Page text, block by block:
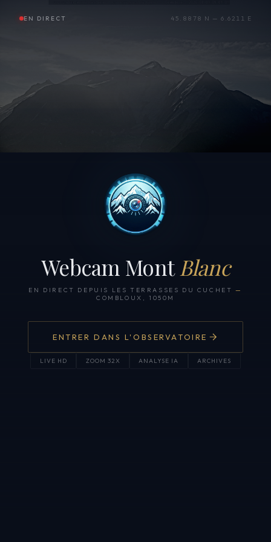
EN DIRECT 45.8878 N — 6.6211 E
Webcam Mont Blanc
EN DIRECT DEPUIS LES TERRASSES DU CUCHET —
COMBLOUX, 1050M
ENTRER DANS L'OBSERVATOIRE
LIVE HD ZOOM 32X ANALYSE IA ARCHIVES